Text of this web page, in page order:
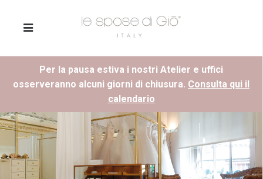
Per la pausa estiva i nostri Atelier e uffici
osserveranno alcuni giorni di chiusura. Consulta qui il
calendario